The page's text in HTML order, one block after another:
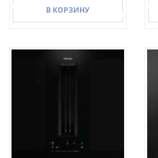
В КОРЗИНУ